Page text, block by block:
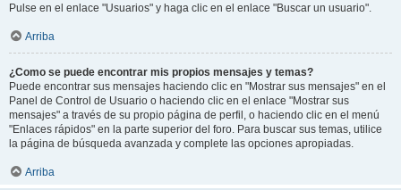
Pulse en el enlace "Usuarios" y haga clic en el enlace "Buscar un usuario".
Arriba
¿Como se puede encontrar mis propios mensajes y temas?
Puede encontrar sus mensajes haciendo clic en "Mostrar sus mensajes" en el
Panel de Control de Usuario o haciendo clic en el enlace "Mostrar sus
mensajes" a través de su propio página de perfil, o haciendo clic en el menú
"Enlaces rápidos" en la parte superior del foro. Para buscar sus temas, utilice
la página de búsqueda avanzada y complete las opciones apropiadas.
Arriba